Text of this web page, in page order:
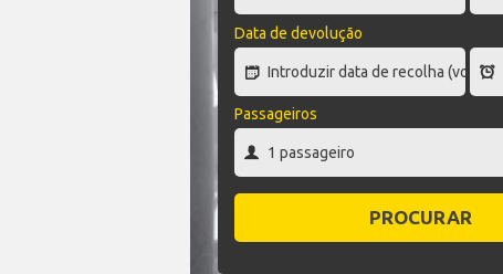
Data de devolução
Passageiros
PROCURAR